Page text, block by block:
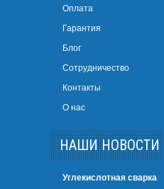
Оплата
Гарантия
Блог
Сотрудничество
Контакты
О нас
НАШИ НОВОСТИ
Углекислотная сварка